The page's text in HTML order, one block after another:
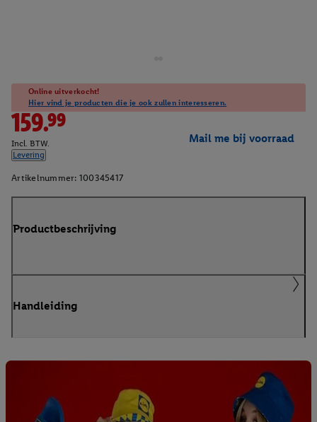
Online uitverkocht!
Hier vind je producten die je ook zullen interesseren.
159.99
Incl. BTW.
Levering
Mail me bij voorraad
Artikelnummer: 100345417
Productbeschrijving
Handleiding